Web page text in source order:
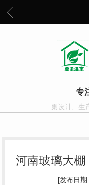
专
集设计、生
河南玻璃大
[发布日